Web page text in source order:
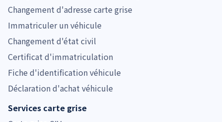
Changement d'adresse carte grise
Immatriculer un véhicule
Changement d'état civil
Certificat d'immatriculation
Fiche d'identification véhicule
Déclaration d'achat véhicule
Services carte grise